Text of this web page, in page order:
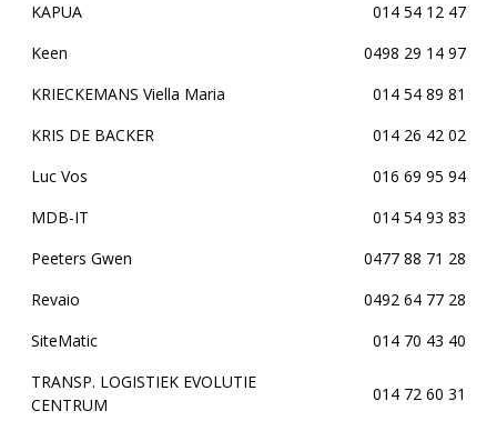
KAPUA
014 54 12 47
Keen
0498 29 14 97
KRIECKEMANS Viella Maria
014 54 89 81
KRIS DE BACKER
014 26 42 02
Luc Vos
016 69 95 94
MDB-IT
014 54 93 83
Peeters Gwen
0477 88 71 28
Revaio
0492 64 77 28
SiteMatic
014 70 43 40
TRANSP. LOGISTIEK EVOLUTIE
CENTRUM
014 72 60 31